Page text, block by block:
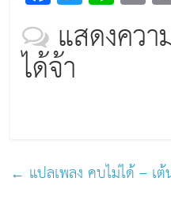
a
c
e
b
k
wi
tt
n
e
m
ai
แสดงคว
ได้จ้า
← แปลเพลง คบไม่ได้ – เ